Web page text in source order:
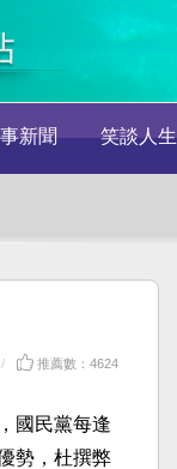
新聞 笑談人生
推薦數：4624
國民黨每逢
勢，杜撰弊